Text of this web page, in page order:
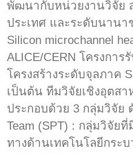
พัฒนากับหน่วยงานวิจัย
ประเทศ และระดับนาน
Silicon microchannel
ALICE/CERN โครงกา
โครงสร้างระดับจุลภาค
เป็นต้น ทีมวิจัยเชิงอุตส
ประกอบด้วย 3 กลุ่มวิจัย
Team (SPT) : กลุ่มวิจัย
ทางด้านเทคโนโลยีกระ